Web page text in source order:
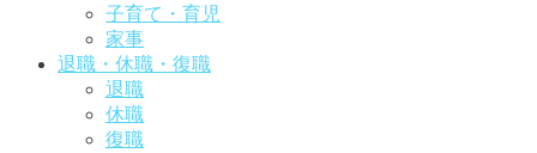
子育て・育児
家事
退職・休職・復職
退職
休職
復職